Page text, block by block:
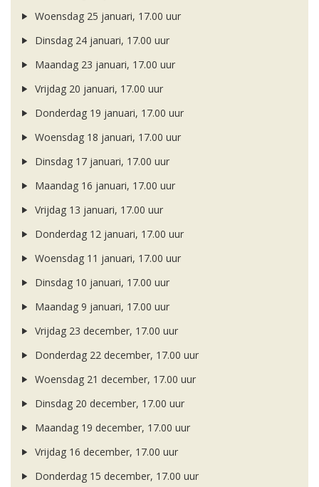
Woensdag 25 januari, 17.00 uur
Dinsdag 24 januari, 17.00 uur
Maandag 23 januari, 17.00 uur
Vrijdag 20 januari, 17.00 uur
Donderdag 19 januari, 17.00 uur
Woensdag 18 januari, 17.00 uur
Dinsdag 17 januari, 17.00 uur
Maandag 16 januari, 17.00 uur
Vrijdag 13 januari, 17.00 uur
Donderdag 12 januari, 17.00 uur
Woensdag 11 januari, 17.00 uur
Dinsdag 10 januari, 17.00 uur
Maandag 9 januari, 17.00 uur
Vrijdag 23 december, 17.00 uur
Donderdag 22 december, 17.00 uur
Woensdag 21 december, 17.00 uur
Dinsdag 20 december, 17.00 uur
Maandag 19 december, 17.00 uur
Vrijdag 16 december, 17.00 uur
Donderdag 15 december, 17.00 uur